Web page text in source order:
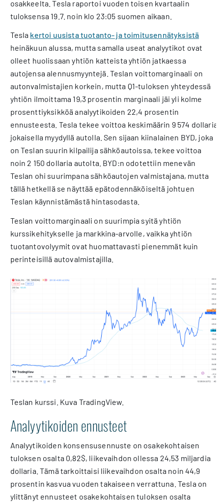
osakkeelta. Tesla raportoi vuoden toisen kvartaalin
tuloksensa 19.7. noin klo 23:05 suomen aikaan.
Tesla kertoi uusista tuotanto- ja toimitusennätyksistä
heinäkuun alussa, mutta samalla useat analyytikot ovat
olleet huolissaan yhtiön katteista yhtiön jatkaessa
autojensa alennusmyyntejä. Teslan voittomarginaali on
autonvalmistajien korkein, mutta Q1-tuloksen yhteydessä
yhtiön ilmoittama 19,3 prosentin marginaali jäi yli kolme
prosenttiyksikköä analyytikoiden 22,4 prosentin
ennusteesta. Tesla tekee voittoa keskimäärin 9 574 dollaria
jokaisella myydyllä autolla. Sen sijaan kiinalainen BYD, joka
on Teslan suurin kilpailija sähköautoissa, tekee voittoa
noin 2 150 dollaria autolta. BYD:n odotettiin menevän
Teslan ohi suurimpana sähköautojen valmistajana, mutta
tällä hetkellä se näyttää epätodennäköiseltä johtuen
Teslan käynnistämästä hintasodasta.
Teslan voittomarginaali on suurimpia syitä yhtiön
kurssikehitykselle ja markkina-arvolle, vaikka yhtiön
tuotantovolyymit ovat huomattavasti pienemmät kuin
perinteisillä autovalmistajilla.
Teslan kurssi. Kuva TradingView.
Analyytikoiden ennusteet
Analyytikoiden konsensusennuste on osakekohtaisen
tuloksen osalta 0,82$, liikevaihdon ollessa 24,53 miljardia
dollaria. Tämä tarkoittaisi liikevaihdon osalta noin 44,9
prosentin kasvua vuoden takaiseen verrattuna. Tesla on
ylittänyt ennusteet osakekohtaisen tuloksen osalta